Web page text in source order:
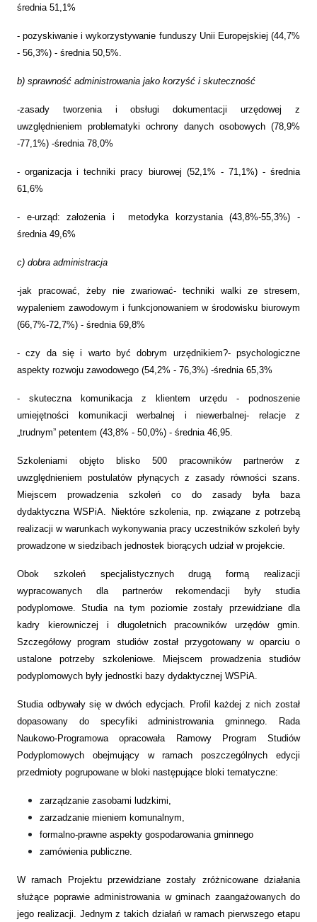
średnia 51,1%
- pozyskiwanie i wykorzystywanie funduszy Unii Europejskiej (44,7%
- 56,3%) - średnia 50,5%.
b) sprawność administrowania jako korzyść i skuteczność
-zasady tworzenia i obsługi dokumentacji urzędowej z
uwzględnieniem problematyki ochrony danych osobowych (78,9%
-77,1%) -średnia 78,0%
- organizacja i techniki pracy biurowej (52,1% - 71,1%) - średnia
61,6%
- e-urząd: założenia i metodyka korzystania (43,8%-55,3%) -
średnia 49,6%
c) dobra administracja
-jak pracować, żeby nie zwariować- techniki walki ze stresem,
wypaleniem zawodowym i funkcjonowaniem w środowisku biurowym
(66,7%-72,7%) - średnia 69,8%
- czy da się i warto być dobrym urzędnikiem?- psychologiczne
aspekty rozwoju zawodowego (54,2% - 76,3%) -średnia 65,3%
- skuteczna komunikacja z klientem urzędu - podnoszenie
umiejętności komunikacji werbalnej i niewerbalnej- relacje z
„trudnym” petentem (43,8% - 50,0%) - średnia 46,95.
Szkoleniami objęto blisko 500 pracowników partnerów z
uwzględnieniem postulatów płynących z zasady równości szans.
Miejscem prowadzenia szkoleń co do zasady była baza
dydaktyczna WSPiA. Niektóre szkolenia, np. związane z potrzebą
realizacji w warunkach wykonywania pracy uczestników szkoleń były
prowadzone w siedzibach jednostek biorących udział w projekcie.
Obok szkoleń specjalistycznych drugą formą realizacji
wypracowanych dla partnerów rekomendacji były studia
podyplomowe. Studia na tym poziomie zostały przewidziane dla
kadry kierowniczej i długoletnich pracowników urzędów gmin.
Szczegółowy program studiów został przygotowany w oparciu o
ustalone potrzeby szkoleniowe. Miejscem prowadzenia studiów
podyplomowych były jednostki bazy dydaktycznej WSPiA.
Studia odbywały się w dwóch edycjach. Profil każdej z nich został
dopasowany do specyfiki administrowania gminnego. Rada
Naukowo-Programowa opracowała Ramowy Program Studiów
Podyplomowych obejmujący w ramach poszczególnych edycji
przedmioty pogrupowane w bloki następujące bloki tematyczne:
zarządzanie zasobami ludzkimi,
zarzadzanie mieniem komunalnym,
formalno-prawne aspekty gospodarowania gminnego
zamówienia publiczne.
W ramach Projektu przewidziane zostały zróżnicowane działania
służące poprawie administrowania w gminach zaangażowanych do
jego realizacji. Jednym z takich działań w ramach pierwszego etapu